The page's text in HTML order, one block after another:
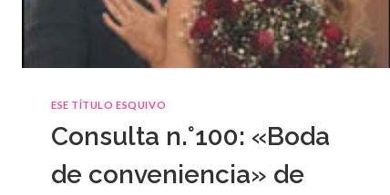
ESE TÍTULO ESQUIVO
Consulta n.°100: «Boda
de conveniencia» de